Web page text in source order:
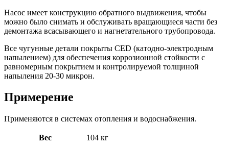
Насос имеет конструкцию обратного выдвижения, чтобы
можно было снимать и обслуживать вращающиеся части без
демонтажа всасывающего и нагнетательного трубопровода.
Все чугунные детали покрыты CED (катодно-электродным
напылением) для обеспечения коррозионной стойкости с
равномерным покрытием и контролируемой толщиной
напыления 20-30 микрон.
Примерение
Применяются в системах отопления и водоснабжения.
Вес 104 кг